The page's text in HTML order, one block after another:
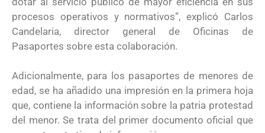
procesos operativos y normativos”, explicó Carlos
Candelaria, director general de Oficinas de
Pasaportes sobre esta colaboración.
Adicionalmente, para los pasaportes de menores de
edad, se ha añadido una impresión en la primera hoja
que, contiene la información sobre la patria protestad
del menor. Se trata del primer documento oficial que